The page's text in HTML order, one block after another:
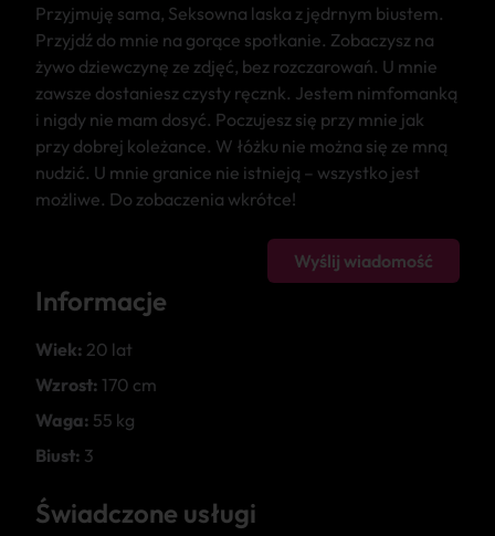
Przyjmuję sama, Seksowna laska z jędrnym biustem.
Przyjdź do mnie na gorące spotkanie. Zobaczysz na
żywo dziewczynę ze zdjęć, bez rozczarowań. U mnie
zawsze dostaniesz czysty ręcznk. Jestem nimfomanką
i nigdy nie mam dosyć. Poczujesz się przy mnie jak
przy dobrej koleżance. W łóżku nie można się ze mną
nudzić. U mnie granice nie istnieją – wszystko jest
możliwe. Do zobaczenia wkrótce!
Wyślij wiadomość
Informacje
Wiek: 20 lat
Wzrost: 170 cm
Waga: 55 kg
Biust: 3
Świadczone usługi